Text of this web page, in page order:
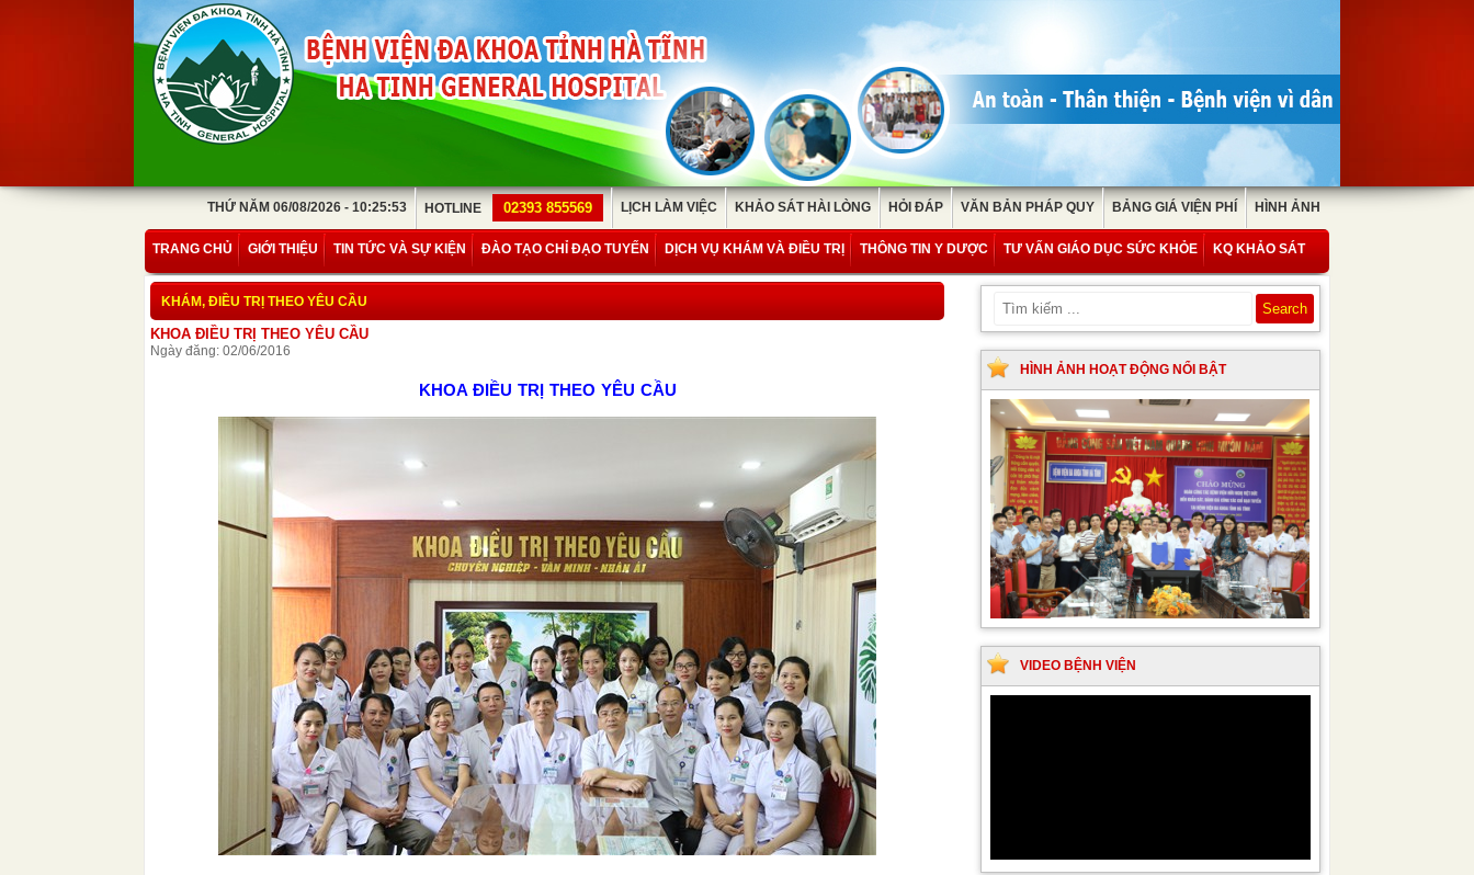
THỨ NĂM 06/08/2026 - 10:25:53 HOTLINE 02393 855569 LỊCH LÀM VIỆC KHẢO SÁT HÀI LÒNG HỎI ĐÁP VĂN BẢN PHÁP QUY BẢNG GIÁ VIỆN PHÍ HÌNH ẢNH
TRANG CHỦ GIỚI THIỆU TIN TỨC VÀ SỰ KIỆN ĐÀO TẠO CHỈ ĐẠO TUYẾN DỊCH VỤ KHÁM VÀ ĐIỀU TRỊ THÔNG TIN Y DƯỢC TƯ VẤN GIÁO DỤC SỨC KHỎE KQ KHẢO SÁT
KHÁM, ĐIỀU TRỊ THEO YÊU CẦU
KHOA ĐIỀU TRỊ THEO YÊU CẦU
Ngày đăng: 02/06/2016
KHOA ĐIỀU TRỊ THEO YÊU CẦU
HÌNH ẢNH HOẠT ĐỘNG NỔI BẬT
VIDEO BỆNH VIỆN